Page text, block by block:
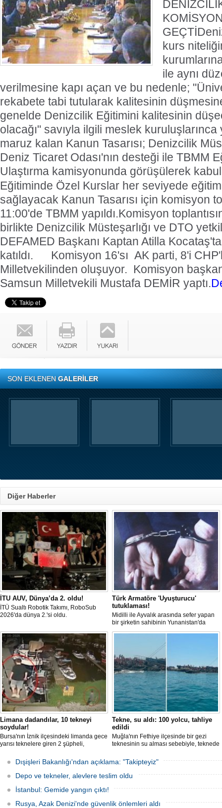
GEÇTİ
kurs
ile aynı
verilmesine kapı açan ve bu nedenle;
rekabete tabi tutularak kalitesinin
genelde Denizcilik Eğitimini kalitesinin
olacağı" savıyla ilgili meslek
maruz kalan Kanun Tasarısı; Denizcilik
Deniz Ticaret Odası'nın desteği ile TBMM
Ulaştırma kamisyonunda görüşülerek
Eğitiminde Özel Kurslar her seviyede
sağlayacak Kanun Tasarısı için komisyon
11:00'de TBMM yapıldı.Komisyon
birlikte Denizcilik Müsteşarlığı ve DTO
DEFAMED Başkanı Kaptan Atilla
katıldı. Komisyon 16'sı AK parti, 8'i
Milletvekilinden oluşuyor. Komisyon
Samsun Milletvekili Mustafa DEMİR yaptı.
SON EKLENENGALERİLER
Diğer Haberler
İTU AUV, Dünya’da 2. oldu!
İTÜ Sualtı Robotik Takımı, RoboSub
2026'da dünya 2.'si oldu.
Türk Armatöre 'Uyuşturucu'
tutuklaması!
Midilli ile Ayvalık arasında sefer yapan
bir şirketin sahibinin Yunanistan'da
tutuklandığı bildirildi.
Limana dadandılar, 10 tekneyi
soydular!
Bursa'nın İznik ilçesindeki limanda gece
yarısı teknelere giren 2 şüpheli,
çaldı. Olay, güvenlik kameralarına
yansıdı, tekne sahiplerinin ihbarıyla
jandarma inceleme başlattı.
Tekne, su aldı: 100 yolcu, tahliye
edildi
Muğla'nın Fethiye ilçesinde bir gezi
teknesinin su alması sebebiyle, teknede
teknenin batmaması için bölgede
kurtarma çalışması başlatıldı.
Dışişleri Bakanlığı'ndan açıklama: "Takipteyiz"
Depo ve tekneler, alevlere teslim oldu
İstanbul: Gemide yangın çıktı!
Rusya, Azak Denizi'nde güvenlik önlemleri aldı